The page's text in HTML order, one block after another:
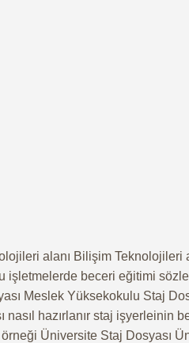
alanı Bilişim
işletmelerde beceri eğitimi
Meslek Yüksekokulu Staj
hazırlanır staj işyerleinin
Üniversite Staj Dosyası